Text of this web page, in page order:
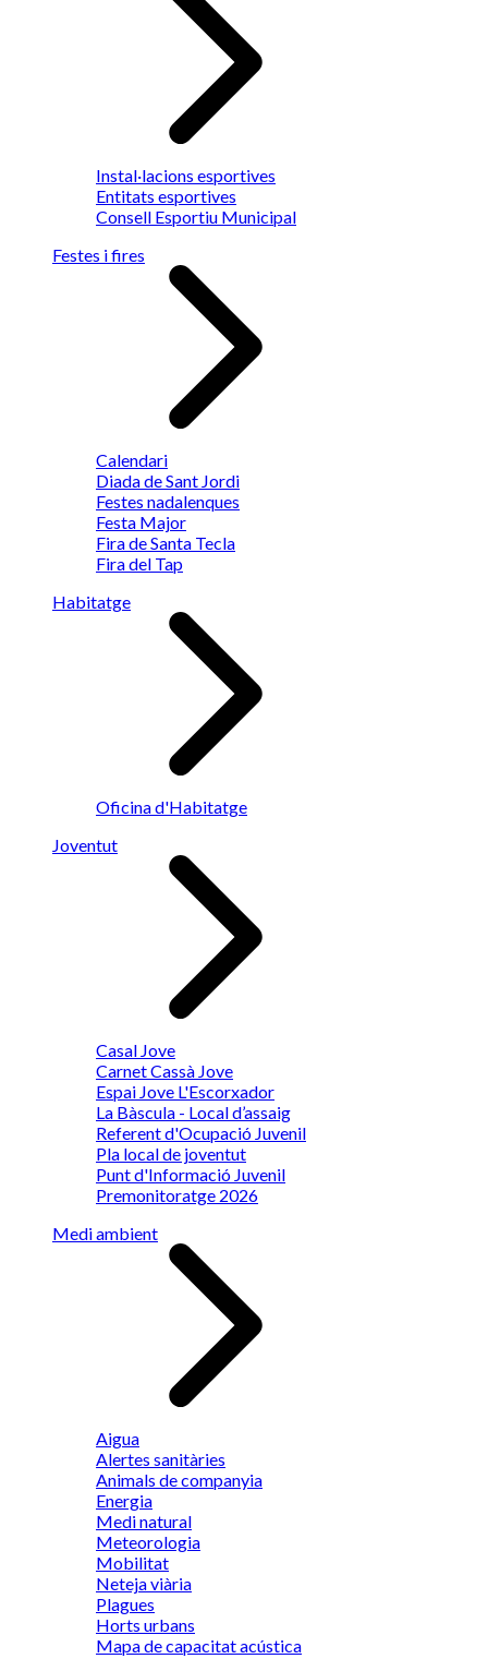
Instal·lacions esportives
Entitats esportives
Consell Esportiu Municipal
Festes i fires
Calendari
Diada de Sant Jordi
Festes nadalenques
Festa Major
Fira de Santa Tecla
Fira del Tap
Habitatge
Oficina d'Habitatge
Joventut
Casal Jove
Carnet Cassà Jove
Espai Jove L'Escorxador
La Bàscula - Local d’assaig
Referent d'Ocupació Juvenil
Pla local de joventut
Punt d'Informació Juvenil
Premonitoratge 2026
Medi ambient
Aigua
Alertes sanitàries
Animals de companyia
Energia
Medi natural
Meteorologia
Mobilitat
Neteja viària
Plagues
Horts urbans
Mapa de capacitat acústica